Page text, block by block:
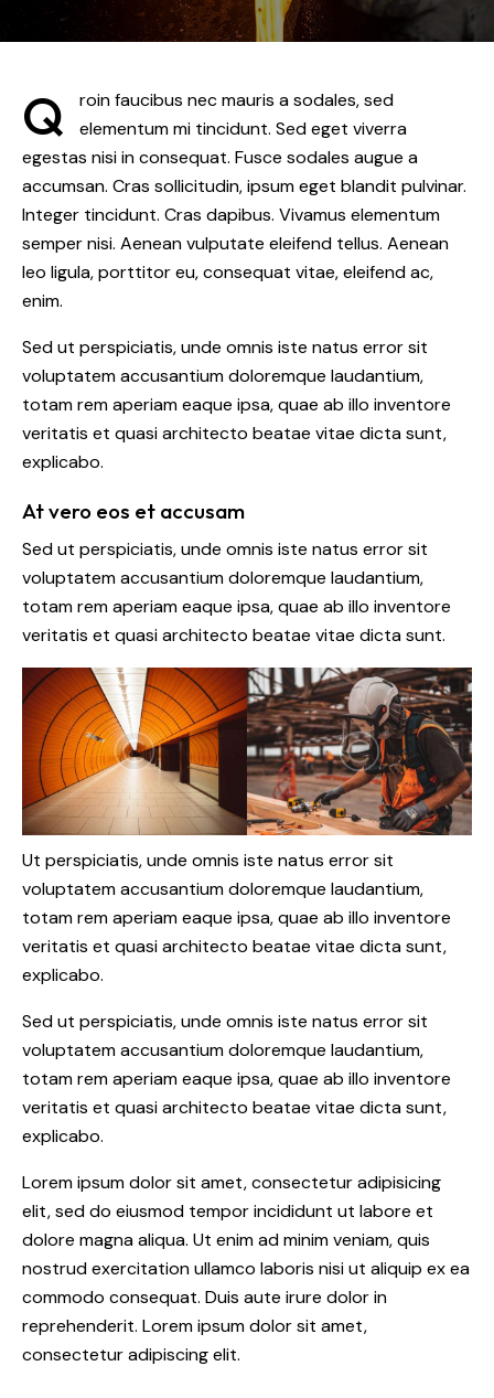
Q
roin faucibus nec mauris a sodales, sed
elementum mi tincidunt. Sed eget viverra
egestas nisi in consequat. Fusce sodales augue a
accumsan. Cras sollicitudin, ipsum eget blandit pulvinar.
Integer tincidunt. Cras dapibus. Vivamus elementum
semper nisi. Aenean vulputate eleifend tellus. Aenean
leo ligula, porttitor eu, consequat vitae, eleifend ac,
enim.
Sed ut perspiciatis, unde omnis iste natus error sit
voluptatem accusantium doloremque laudantium,
totam rem aperiam eaque ipsa, quae ab illo inventore
veritatis et quasi architecto beatae vitae dicta sunt,
explicabo.
At vero eos et accusam
Sed ut perspiciatis, unde omnis iste natus error sit
voluptatem accusantium doloremque laudantium,
totam rem aperiam eaque ipsa, quae ab illo inventore
veritatis et quasi architecto beatae vitae dicta sunt.
Ut perspiciatis, unde omnis iste natus error sit
voluptatem accusantium doloremque laudantium,
totam rem aperiam eaque ipsa, quae ab illo inventore
veritatis et quasi architecto beatae vitae dicta sunt,
explicabo.
Sed ut perspiciatis, unde omnis iste natus error sit
voluptatem accusantium doloremque laudantium,
totam rem aperiam eaque ipsa, quae ab illo inventore
veritatis et quasi architecto beatae vitae dicta sunt,
explicabo.
Lorem ipsum dolor sit amet, consectetur adipisicing
elit, sed do eiusmod tempor incididunt ut labore et
dolore magna aliqua. Ut enim ad minim veniam, quis
nostrud exercitation ullamco laboris nisi ut aliquip ex ea
commodo consequat. Duis aute irure dolor in
reprehenderit. Lorem ipsum dolor sit amet,
consectetur adipiscing elit.
info@haafgrp.com
info@haafgrp.com